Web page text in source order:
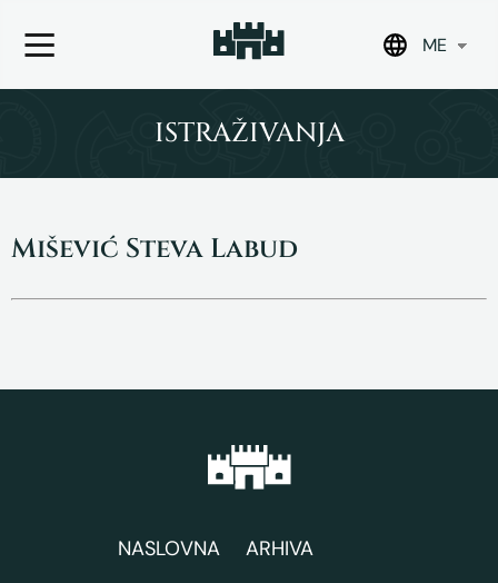
ME
ISTRAŽIVANJA
Mišević Steva Labud
NASLOVNA
ARHIVA